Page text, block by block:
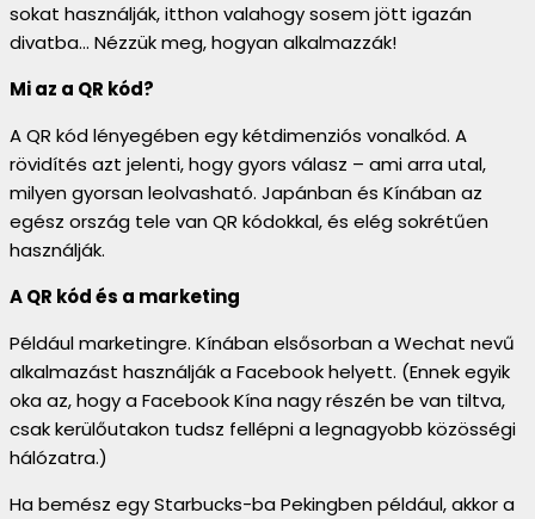
sokat használják, itthon valahogy sosem jött igazán
divatba… Nézzük meg, hogyan alkalmazzák!
Mi az a QR kód?
A QR kód lényegében egy kétdimenziós vonalkód. A
rövidítés azt jelenti, hogy gyors válasz – ami arra utal,
milyen gyorsan leolvasható. Japánban és Kínában az
egész ország tele van QR kódokkal, és elég sokrétűen
használják.
A QR kód és a marketing
Például marketingre. Kínában elsősorban a Wechat nevű
alkalmazást használják a Facebook helyett. (Ennek egyik
oka az, hogy a Facebook Kína nagy részén be van tiltva,
csak kerülőutakon tudsz fellépni a legnagyobb közösségi
hálózatra.)
Ha bemész egy Starbucks-ba Pekingben például, akkor a